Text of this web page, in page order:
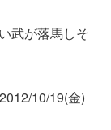
武が落馬しそ
2012/10/19(金)